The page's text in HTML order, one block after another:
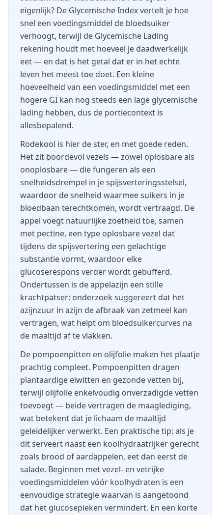
eigenlijk? De Glycemische Index vertelt je hoe
snel een voedingsmiddel de bloedsuiker
verhoogt, terwijl de Glycemische Lading
rekening houdt met hoeveel je daadwerkelijk
eet — en dat is het getal dat er in het echte
leven het meest toe doet. Een kleine
hoeveelheid van een voedingsmiddel met een
hogere GI kan nog steeds een lage glycemische
lading hebben, dus de portiecontext is
allesbepalend.
Rodekool is hier de ster, en met goede reden.
Het zit boordevol vezels — zowel oplosbare als
onoplosbare — die fungeren als een
snelheidsdrempel in je spijsverteringsstelsel,
waardoor de snelheid waarmee suikers in je
bloedbaan terechtkomen, wordt vertraagd. De
appel voegt natuurlijke zoetheid toe, samen
met pectine, een type oplosbare vezel dat
tijdens de spijsvertering een gelachtige
substantie vormt, waardoor elke
glucoserespons verder wordt gebufferd.
Ondertussen is de appelazijn een stille
krachtpatser: onderzoek suggereert dat het
azijnzuur in azijn de afbraak van zetmeel kan
vertragen, wat helpt om bloedsuikercurves na
de maaltijd af te vlakken.
De pompoenpitten en olijfolie maken het plaatje
prachtig compleet. Pompoenpitten dragen
plantaardige eiwitten en gezonde vetten bij,
terwijl olijfolie enkelvoudig onverzadigde vetten
toevoegt — beide vertragen de maaglediging,
wat betekent dat je lichaam de maaltijd
geleidelijker verwerkt. Een praktische tip: als je
dit serveert naast een koolhydraatrijker gerecht
zoals brood of aardappelen, eet dan eerst de
salade. Beginnen met vezel- en vetrijke
voedingsmiddelen vóór koolhydraten is een
eenvoudige strategie waarvan is aangetoond
dat het glucosepieken vermindert. En een korte